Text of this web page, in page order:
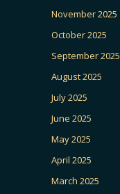
November 2025
October 2025
September 2025
August 2025
July 2025
June 2025
May 2025
April 2025
March 2025